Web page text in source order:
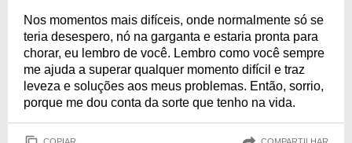
Nos momentos mais difíceis, onde normalmente só se
teria desespero, nó na garganta e estaria pronta para
chorar, eu lembro de você. Lembro como você sempre
me ajuda a superar qualquer momento difícil e traz
leveza e soluções aos meus problemas. Então, sorrio,
porque me dou conta da sorte que tenho na vida.